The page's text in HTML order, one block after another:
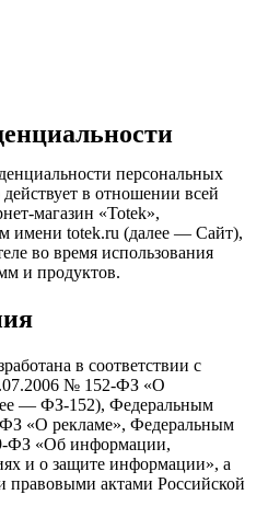
персональных
в отношении всей
магазин «Totek»,
имени totek.ru (далее — Сайт),
во время использования
и продуктов.
в соответствии с
№ 152-ФЗ «О
— ФЗ-152), Федеральным
«О рекламе», Федеральным
ФЗ «Об информации,
и о защите информации», а
актами Российской